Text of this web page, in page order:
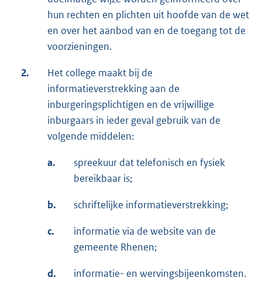
hun rechten en plichten uit hoofde van de wet
en over het aanbod van en de toegang tot de
voorzieningen.
2.
Het college maakt bij de
informatieverstrekking aan de
inburgeringsplichtigen en de vrijwillige
inburgaars in ieder geval gebruik van de
volgende middelen:
a.
spreekuur dat telefonisch en fysiek
bereikbaar is;
b. schriftelijke informatieverstrekking;
c.
informatie via de website van de
gemeente Rhenen;
d. informatie- en wervingsbijeenkomsten.